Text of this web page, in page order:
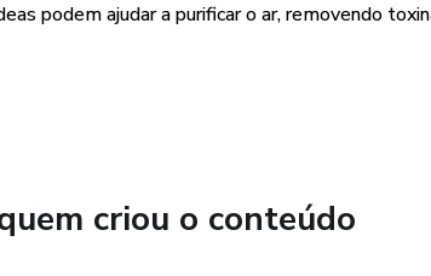
podem ajudar a purificar o ar, removendo
criou o conteúdo